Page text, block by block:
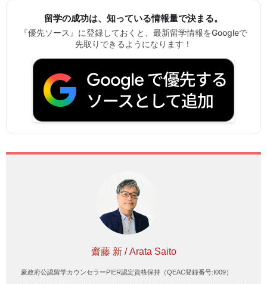
留学の成功は、知っている情報量で決まる。
『優先ソース』に登録しておくと、最新留学情報をGoogleで
先取りできるようになります！
齋藤 新 / Arata Saito
豪政府公認留学カウンセラーPIER認定資格保持（QEAC登録番号:I009）